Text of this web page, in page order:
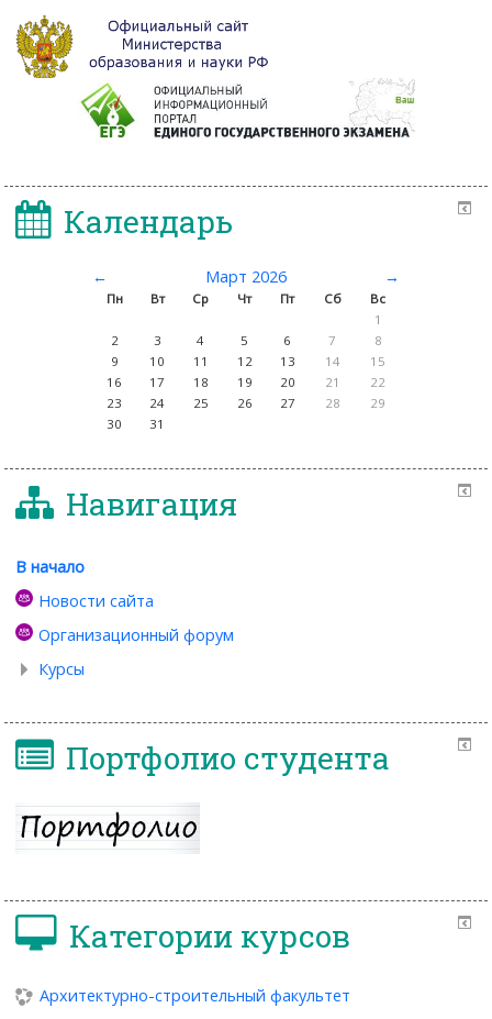
Календарь
← Март 2026 →
Пн Вт Ср Чт Пт Сб
Вс
1
2
3 4 5 6 7
8
9
10 11 12 13 14
15
16
17 18 19 20 21
22
23
24 25 26 27 28
29
30
31
Навигация
В начало
Новости сайта
Организационный форум
Курсы
Портфолио студента
Категории курсов
Архитектурно-строительный факультет